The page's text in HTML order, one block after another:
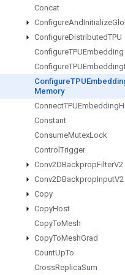
Concat
ConfigureAndInitialize
ConfigureDistributedTPU
ConfigureTPUEmbedding
ConfigureTPUEmbedding
Configure
Memory
ConnectTPUEmbedding
Constant
ConsumeMutexLock
Control Trigger
Conv2DBackpropFilterV2
Conv2DBackpropInputV2
Copy
CopyHost
CopyToMesh
CopyToMeshGrad
CountUpTo
CrossReplicaSum